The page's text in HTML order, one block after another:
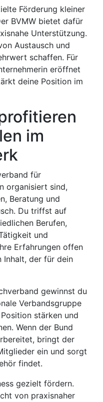
Förderung kleiner
BVMW bietet dafür
Unterstützung.
Austausch und
schaffen. Für
eröffnet
deine Position im
im
für
organisiert sind,
Beratung und
Du triffst auf
Berufen,
und
Erfahrungen offen
Inhalt, der für dein
gewinnst du
Verbandsgruppe
stärken und
Wenn der Bund
bringt der
ein und sorgt
findet.
gezielt fördern.
von praxisnaher